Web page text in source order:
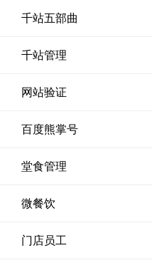
千站五部曲
千站管理
网站验证
百度熊掌号
堂食管理
微餐饮
门店员工